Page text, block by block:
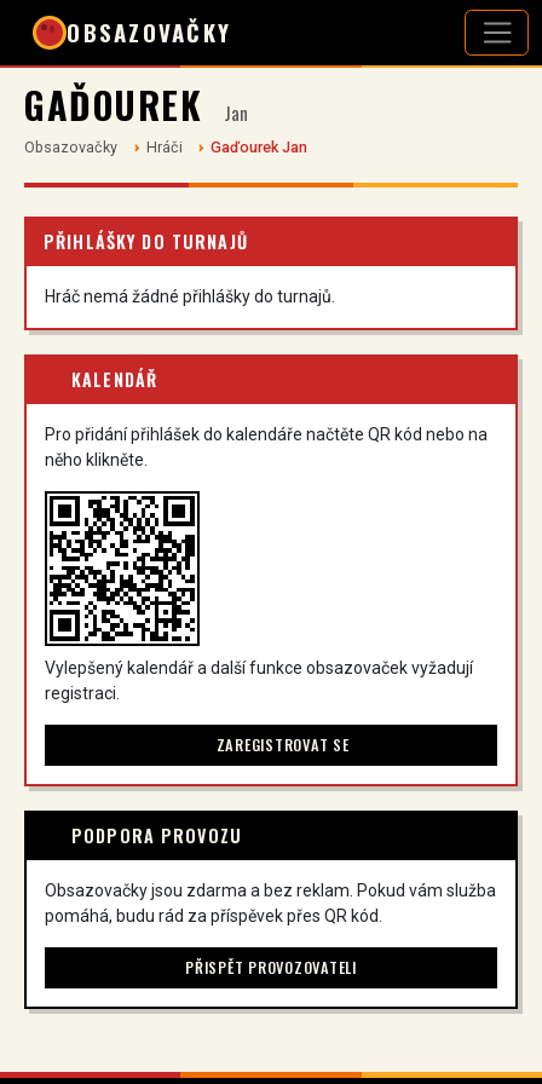
OBSAZOVAČKY
GAĎOUREK Jan
Obsazovačky Hráči Gaďourek Jan
PŘIHLÁŠKY DO TURNAJŮ
Hráč nemá žádné přihlášky do turnajů.
KALENDÁŘ
Pro přidání přihlášek do kalendáře načtěte QR kód nebo na
něho klikněte.
Vylepšený kalendář a další funkce obsazovaček vyžadují
registraci.
ZAREGISTROVAT SE
PODPORA PROVOZU
Obsazovačky jsou zdarma a bez reklam. Pokud vám služba
pomáhá, budu rád za příspěvek přes QR kód.
PŘISPĚT PROVOZOVATELI